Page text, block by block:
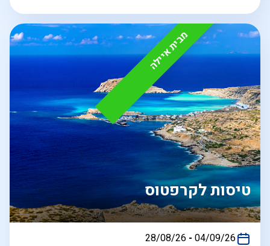
מבית איילה
טיסות לקרפטוס
בין
28/08/26 - 04/09/26